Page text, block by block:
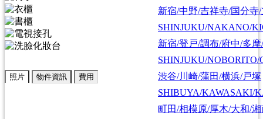
新宿/中野/吉祥寺/国分寺
SHINJUKU/NAKANO/
新宿/登戸/調布/府中/多
SHINJUKU/
渋谷/川崎/蒲田/横浜/戸塚
SHIBUYA/KAWASAKI/
町田/相模原/厚木/大和/湘
照片 物件資訊 費用